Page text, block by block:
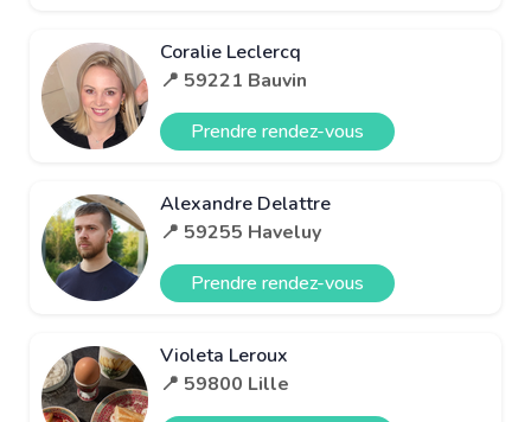
Coralie Leclercq
📍 59221 Bauvin
Prendre rendez-vous
Alexandre Delattre
📍 59255 Haveluy
Prendre rendez-vous
Violeta Leroux
📍 59800 Lille